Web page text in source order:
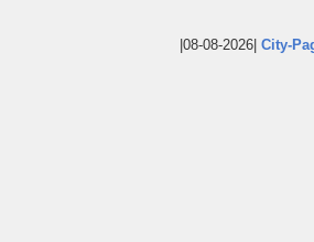
|08-08-2026| City-